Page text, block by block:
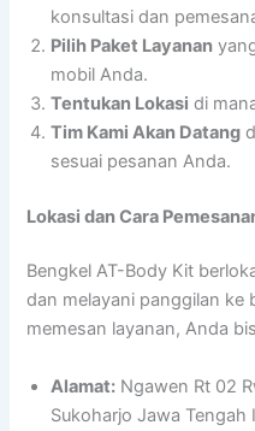
konsultasi dan
Pilih Paket Layanan
mobil Anda.
Tentukan Lokasi di
Tim Kami Akan Datang
sesuai pesanan Anda.
Lokasi dan Cara
Bengkel AT-Body Kit
dan melayani panggilan ke
memesan layanan, Anda
Alamat: Ngawen Rt 02
Sukoharjo Jawa